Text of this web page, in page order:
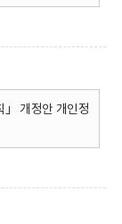
」 개정안 개인정